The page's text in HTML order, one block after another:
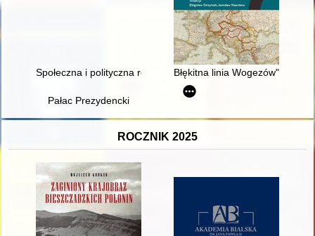
Społeczna i polityczna rola kobiet z kręgów władzy w
Błękitna linia Wogezów" w
Pałac Prezydencki
ROCZNIK 2025